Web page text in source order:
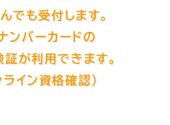
でも受付します。
ンバーカードの
が利用できます。
ライン資格確認）